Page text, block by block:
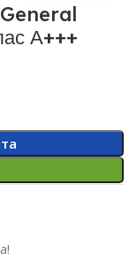
General
А+++